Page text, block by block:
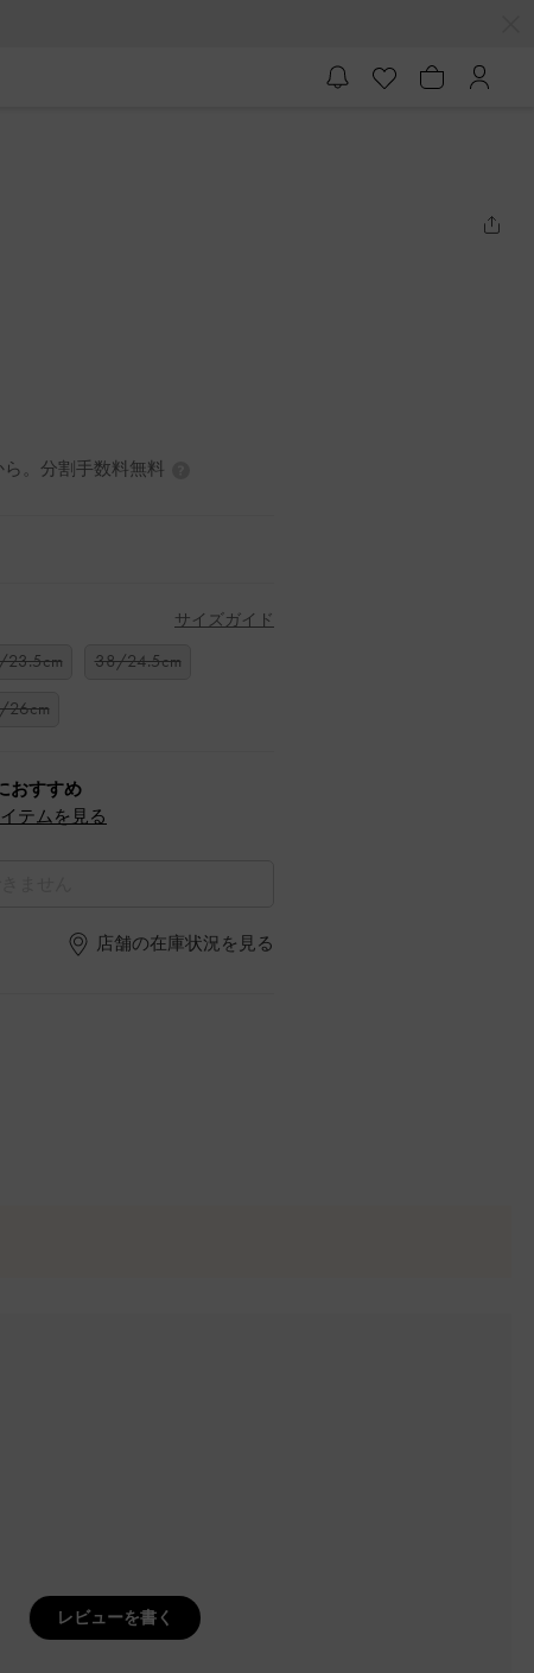
。分割手数料無料
サイズガイド
38/24.5cm
おすすめ
テムを見る
店舗の在庫状況を見る
レビューを書く